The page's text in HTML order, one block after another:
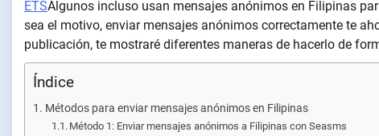
ETSAlgunos incluso usan mensajes anónimos en Filipinas
sea el motivo, enviar mensajes anónimos correctamente te
publicación, te mostraré diferentes maneras de hacerlo de
Índice
Métodos para enviar mensajes anónimos en Filipinas
Método 1: Enviar mensajes anónimos a Filipinas con Seasms